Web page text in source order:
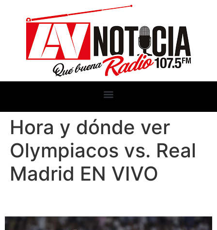
Hora y dónde ver
Olympiacos vs. Real
Madrid EN VIVO